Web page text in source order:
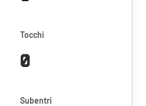
Tocchi
0
Subentri